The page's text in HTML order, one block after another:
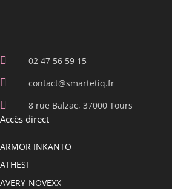
02 47 56 59 15
contact@smartetiq.fr
8 rue Balzac, 37000 Tours
Accès direct
ARMOR INKANTO
ATHESI
AVERY-NOVEXX